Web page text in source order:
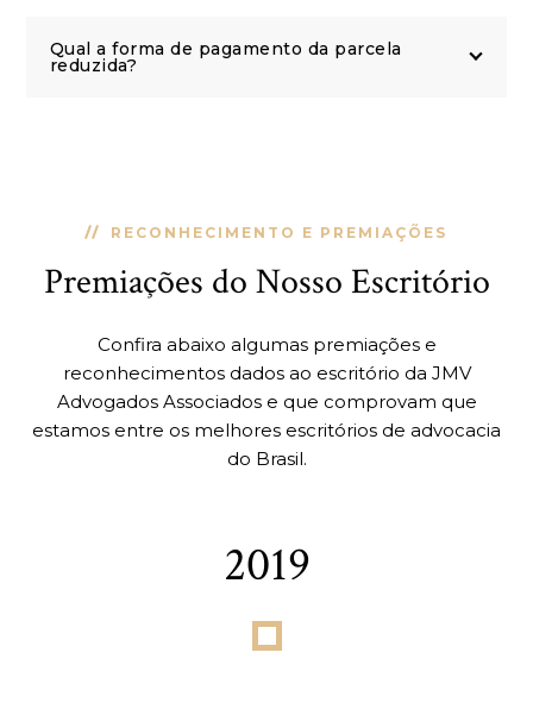
Qual a forma de pagamento da parcela
reduzida?
RECONHECIMENTO E PREMIAÇÕES
Premiações do Nosso Escritório
Confira abaixo algumas premiações e
reconhecimentos dados ao escritório da JMV
Advogados Associados e que comprovam que
estamos entre os melhores escritórios de advocacia
do Brasil.
2019